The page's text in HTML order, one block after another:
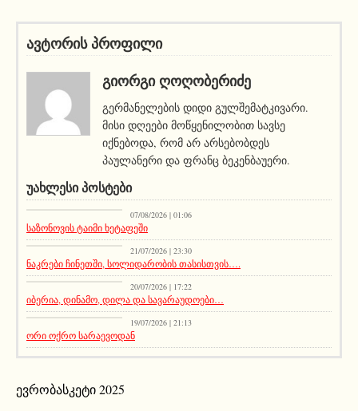
ავტორის პროფილი
ᲒᲘᲝᲠᲒᲘ ᲦᲝᲦᲝᲑᲔᲠᲘᲫᲔ
გერმანელების დიდი გულშემატკივარი.
მისი დღეები მოწყენილობით სავსე
იქნებოდა, რომ არ არსებობდეს
პაულანერი და ფრანც ბეკენბაუერი.
ᲣᲐᲮᲚᲔᲡᲘ ᲞᲝᲡᲢᲔᲑᲘ
07/08/2026 | 01:06
საზონოვის ტაიმი ხეტაფეში
სიახლეები
21/07/2026 | 23:30
ნაკრები ჩინეთში, სოლიდარობის თასისთვის….
სიახლეები
20/07/2026 | 17:22
იბერია, დინამო, დილა და სავარაუდოები…
მთავარი ამბავი
19/07/2026 | 21:13
ორი ოქრო სარაევოდან
ევრობასკეტი 2025